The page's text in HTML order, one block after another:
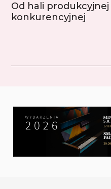
Od hali
konkurencyjnej